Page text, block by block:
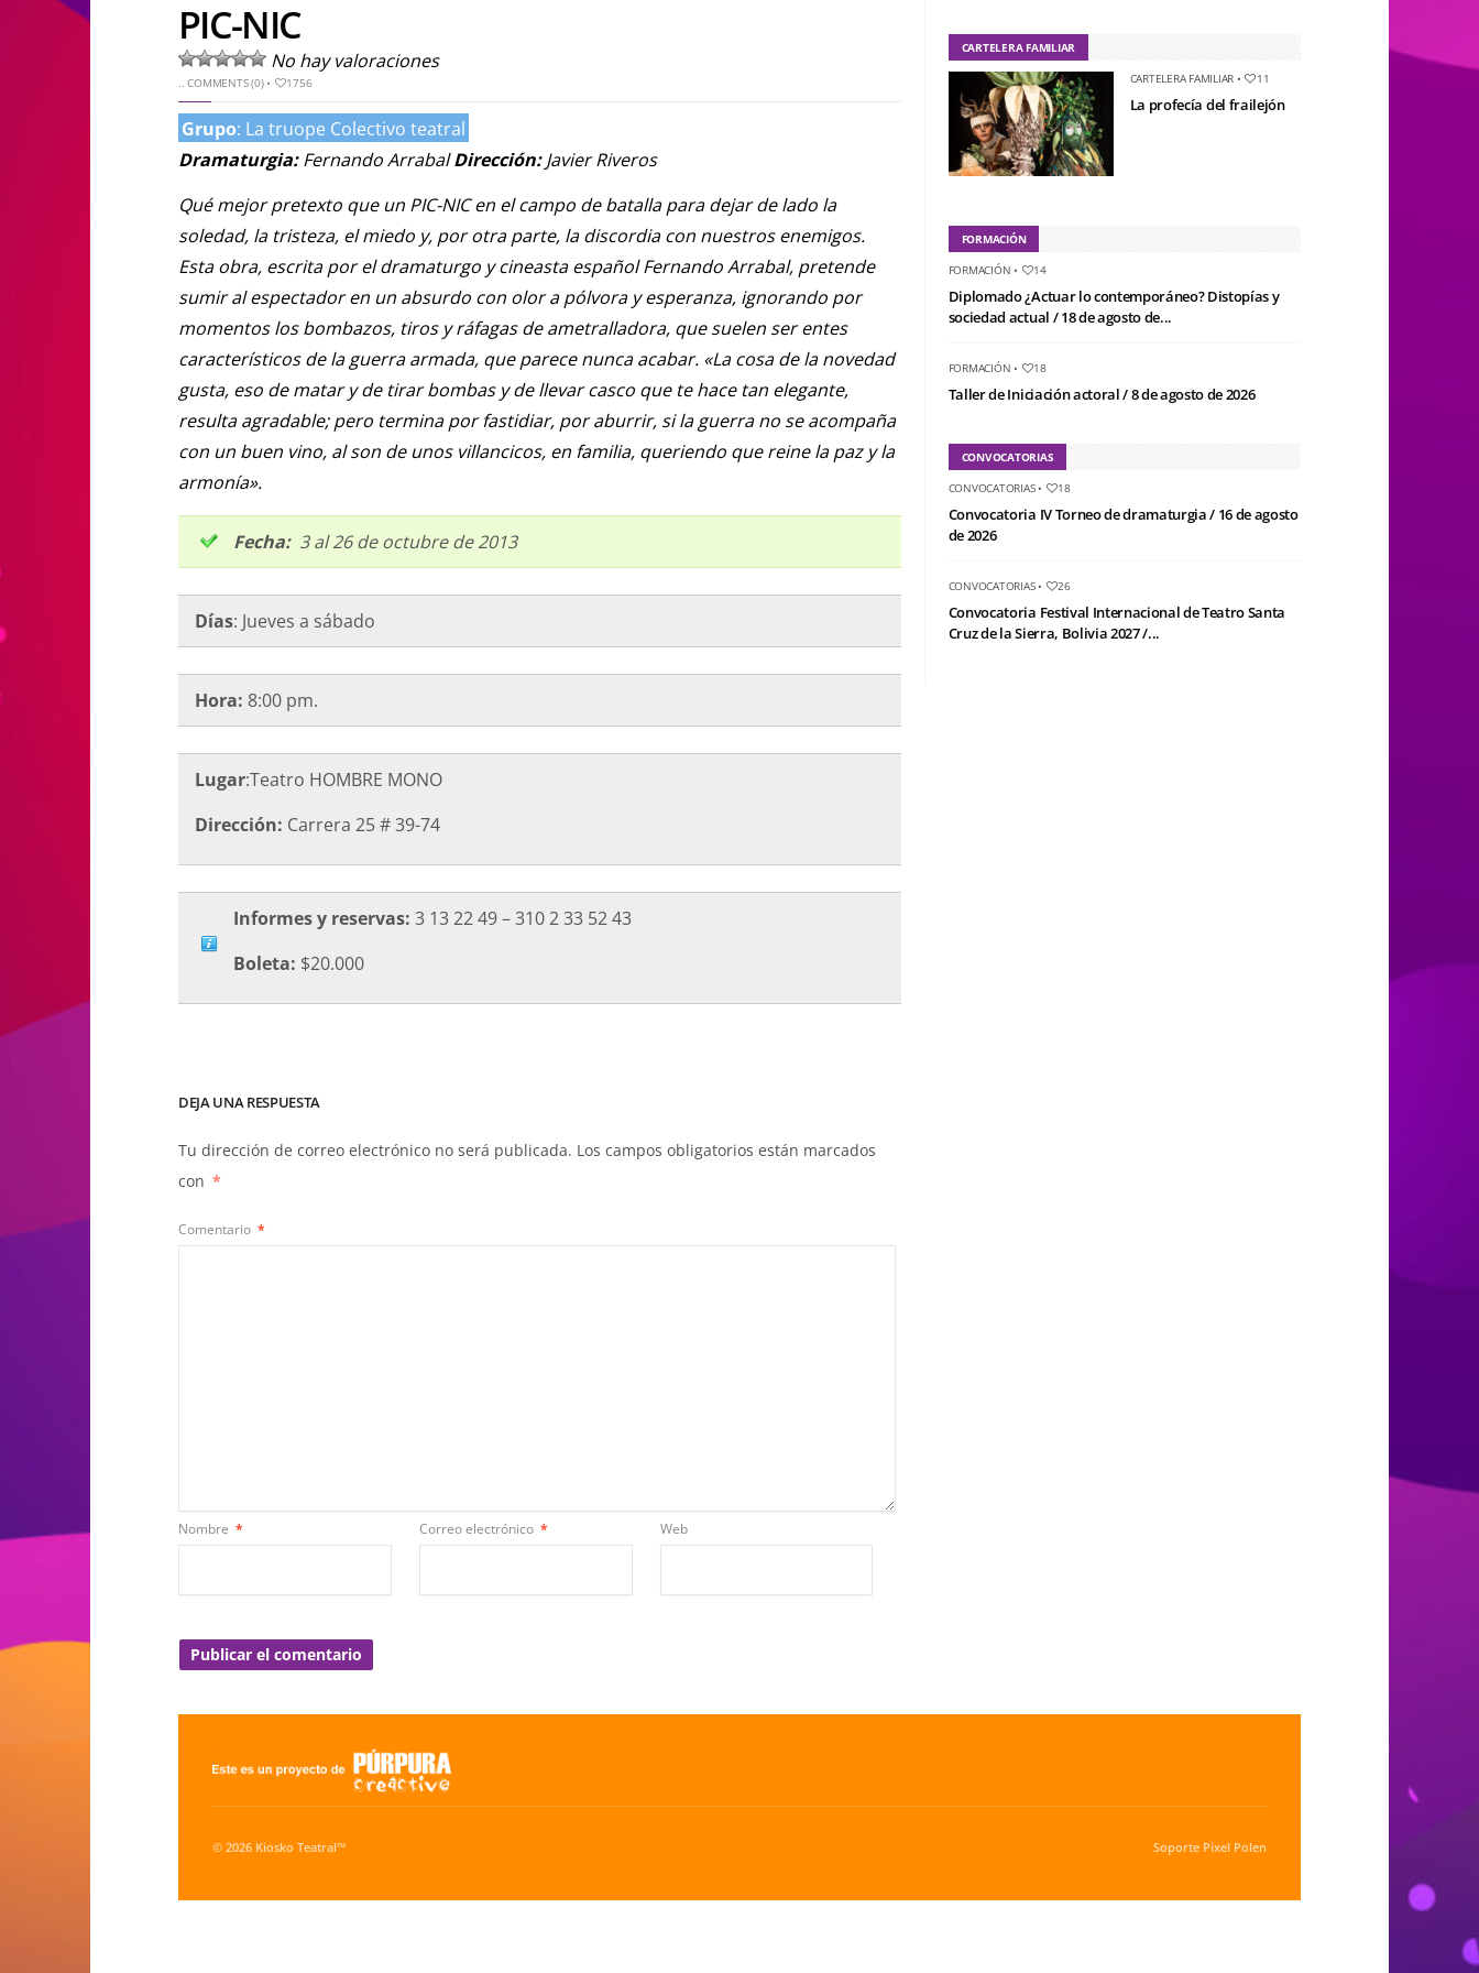
PIC-NIC
No hay valoraciones
..COMMENTS (0)• 1756
Grupo: La truope Colectivo teatral
Dramaturgia:Fernando ArrabalDirección:Javier Riveros
Qué mejor pretexto que un PIC-NIC en el campo de batalla para dejar de lado la
soledad, la tristeza, el miedo y, por otra parte, la discordia con nuestros enemigos.
Esta obra, escrita por el dramaturgo y cineasta español Fernando Arrabal, pretende
sumir al espectador en un absurdo con olor a pólvora y esperanza, ignorando por
momentos los bombazos, tiros y ráfagas de ametralladora, que suelen ser entes
característicos de la guerra armada, que parece nunca acabar. «La cosa de la novedad
gusta, eso de matar y de tirar bombas y de llevar casco que te hace tan elegante,
resulta agradable; pero termina por fastidiar, por aburrir, si la guerra no se acompaña
con un buen vino, al son de unos villancicos, en familia, queriendo que reine la paz y la
armonía».
Fecha:3 al 26 de octubre de 2013
Días: Jueves a sábado
Hora: 8:00 pm.
Lugar:Teatro HOMBRE MONO
Dirección: Carrera 25 # 39-74
Informes y reservas: 3 13 22 49 – 310 2 33 52 43
Boleta: $20.000
DEJA UNA RESPUESTA
Tu dirección de correo electrónico no será publicada. Los campos obligatorios están marcados
con *
Comentario *
Nombre * Correo electrónico * Web
CARTELERA FAMILIAR
CARTELERA FAMILIAR • 11
La profecía del frailejón
FORMACIÓN
FORMACIÓN • 14
Diplomado ¿Actuar lo contemporáneo? Distopías y
sociedad actual / 18 de agosto de...
FORMACIÓN • 18
Taller de Iniciación actoral / 8 de agosto de 2026
CONVOCATORIAS
CONVOCATORIAS• 18
Convocatoria IV Torneo de dramaturgia / 16 de agosto
de 2026
CONVOCATORIAS• 26
Convocatoria Festival Internacional de Teatro Santa
Cruz de la Sierra, Bolivia 2027 /...
© 2026 Kiosko Teatral™ Soporte Pixel Polen